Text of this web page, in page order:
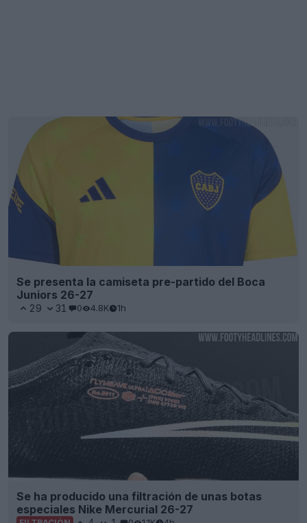
Se presenta la camiseta pre-partido del Boca
Juniors 26-27
29 31 0 4.8K 1h
Se ha producido una filtración de unas botas
especiales Nike Mercurial 26-27